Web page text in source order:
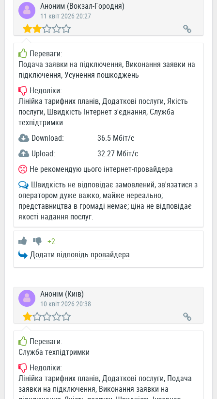
Аноним (Вокзал-Городня)
11 квіт 2026 20:27
Переваги:
Подача заявки на підключення, Виконання заявки на
підключення, Усунення пошкоджень
Недоліки:
Лінійка тарифних планів, Додаткові послуги, Якість
послуги, Швидкість Інтернет з'єднання, Служба
техпідтримки
Download:
36.5 Мбіт/c
Upload:
32.27 Мбіт/c
Не рекомендую цього інтернет-провайдера
Швидкість не відповідає замовлений, зв'язатися з
оператором дуже важко, майже нереально;
представництва в громаді немає; ціна не відповідає
якості надання послуг.
+2
Додати відповідь провайдера
Анонім (Київ)
10 квіт 2026 20:38
Переваги:
Служба техпідтримки
Недоліки:
Лінійка тарифних планів, Додаткові послуги, Подача
заявки на підключення, Виконання заявки на